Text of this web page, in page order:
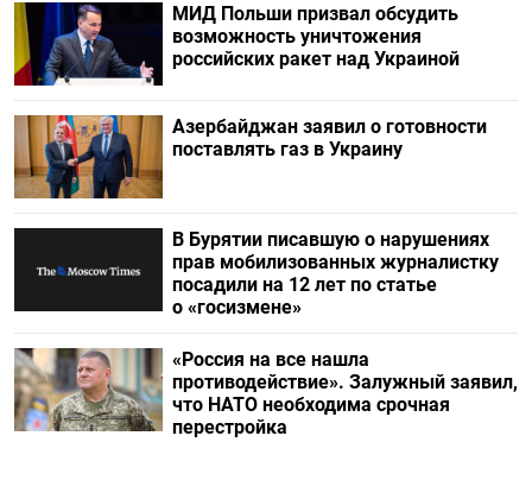
МИД Польши призвал обсудить
возможность уничтожения
российских ракет над Украиной
Азербайджан заявил о готовности
поставлять газ в Украину
В Бурятии писавшую о нарушениях
прав мобилизованных журналистку
посадили на 12 лет по статье
о «госизмене»
«Россия на все нашла
противодействие». Залужный заявил,
что НАТО необходима срочная
перестройка